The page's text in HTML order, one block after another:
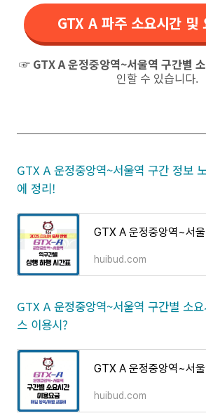
GTX A 파주 소요시간 및
☞ GTX A 운정중앙역~서울역 구간별
인할 수 있습니다.
GTX A 운정중앙역~서울역 구간 정보
에 정리!
huibud.com
GTX A 운정중앙역~서울역 구간별 소
스 이용시?
huibud.com